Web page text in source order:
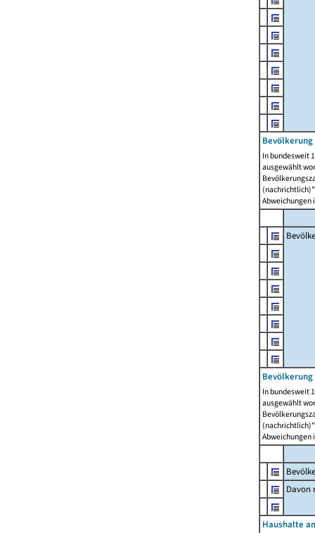
In bundesweit
ausgewählt
Abweichungen
In bundesweit
ausgewählt
Abweichungen
Davon
Haushalte